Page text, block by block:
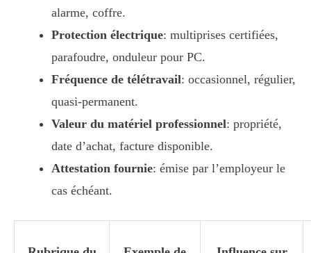
alarme, coffre.
Protection électrique: multiprises certifiées,
parafoudre, onduleur pour PC.
Fréquence de télétravail: occasionnel, régulier,
quasi-permanent.
Valeur du matériel professionnel: propriété,
date d’achat, facture disponible.
Attestation fournie: émise par l’employeur le
cas échéant.